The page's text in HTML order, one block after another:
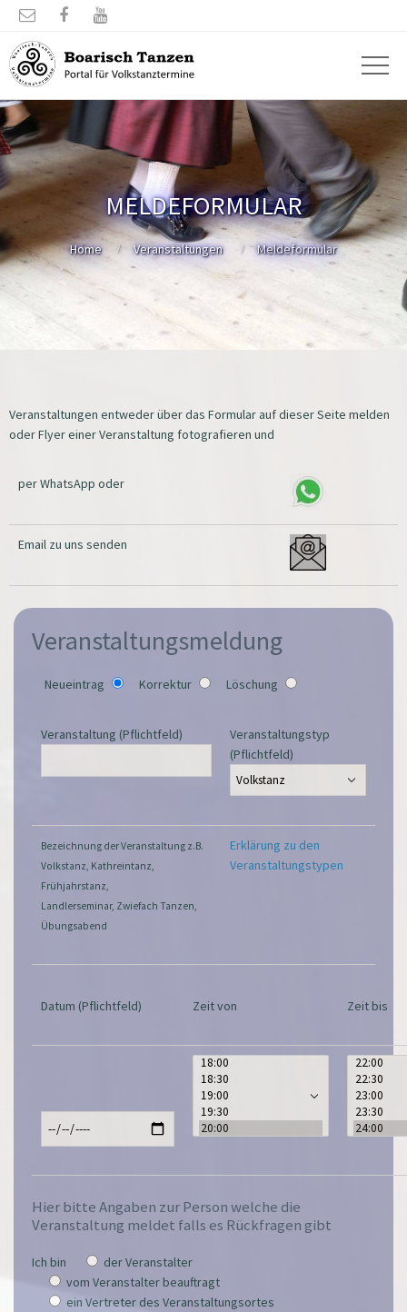
  
MELDEFORMULAR
Home Veranstaltungen Meldeformular
Veranstaltungen entweder über das Formular auf dieser Seite melden
oder Flyer einer Veranstaltung fotografieren und
per WhatsApp oder
Email zu uns senden
Veranstaltungsmeldung
Neueintrag Korrektur Löschung
Veranstaltung (Pflichtfeld)
Veranstaltungstyp
(Pflichtfeld)
Bezeichnung der Veranstaltung z.B.
Volkstanz, Kathreintanz,
Frühjahrstanz,
Landlerseminar, Zwiefach Tanzen,
Übungsabend
Erklärung zu den
Veranstaltungstypen
Datum (Pflichtfeld) Zeit von Zeit bis
Hier bitte Angaben zur Person welche die
Veranstaltung meldet falls es Rückfragen gibt
Ich bin
der Veranstalter
vom Veranstalter beauftragt
ein Vertreter des Veranstaltungsortes